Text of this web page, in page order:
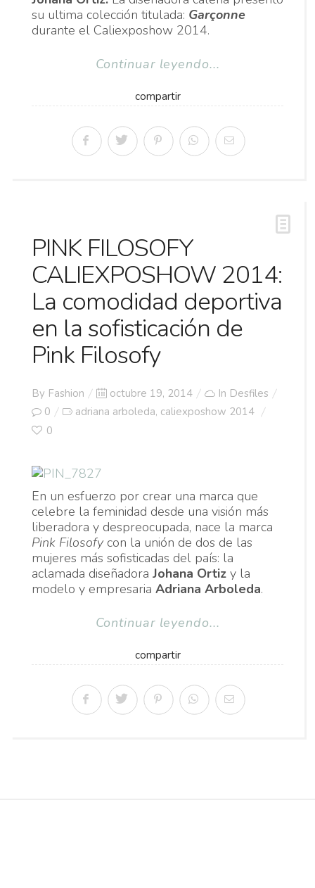
su ultima colección titulada: Garçonne
durante el Caliexposhow 2014.
Continuar leyendo...
compartir
PINK FILOSOFY
CALIEXPOSHOW 2014:
La comodidad deportiva
en la sofisticación de
Pink Filosofy
By Fashion
Posted
on
octubre 19, 2014 In Desfiles
0
adriana arboleda, caliexposhow 2014
0
En un esfuerzo por crear una marca que
celebre la feminidad desde una visión más
liberadora y despreocupada, nace la marca
Pink Filosofycon la unión de dos de las
mujeres más sofisticadas del país: la
aclamada diseñadora Johana Ortiz y la
modelo y empresaria Adriana Arboleda.
Continuar leyendo...
compartir